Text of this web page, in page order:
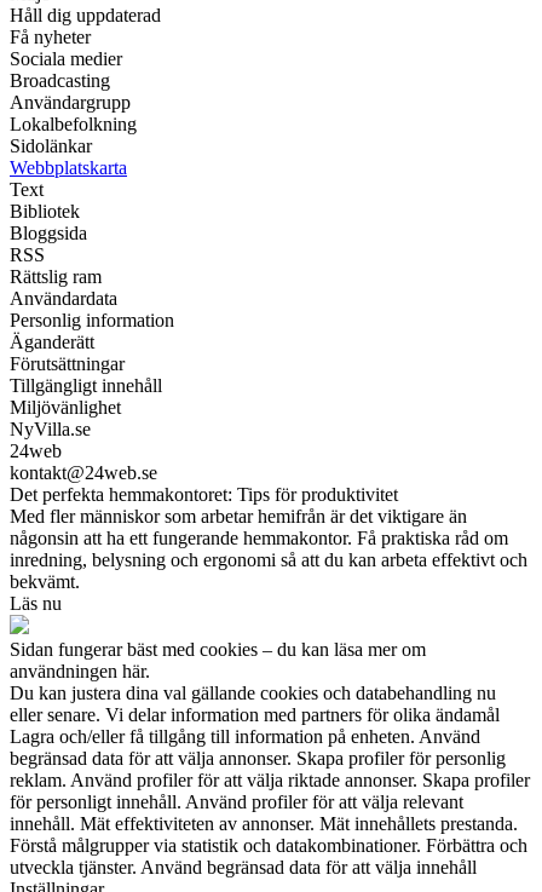
Håll dig uppdaterad
Få nyheter
Sociala medier
Broadcasting
Användargrupp
Lokalbefolkning
Sidolänkar
Webbplatskarta
Text
Bibliotek
Bloggsida
RSS
Rättslig ram
Användardata
Personlig information
Äganderätt
Förutsättningar
Tillgängligt innehåll
Miljövänlighet
NyVilla.se
24web
kontakt@24web.se
Det perfekta hemmakontoret: Tips för produktivitet
Med fler människor som arbetar hemifrån är det viktigare än
någonsin att ha ett fungerande hemmakontor. Få praktiska råd om
inredning, belysning och ergonomi så att du kan arbeta effektivt och
bekvämt.
Läs nu
Sidan fungerar bäst med cookies – du kan läsa mer om
användningen här.
Du kan justera dina val gällande cookies och databehandling nu
eller senare. Vi delar information med partners för olika ändamål
Lagra och/eller få tillgång till information på enheten. Använd
begränsad data för att välja annonser. Skapa profiler för personlig
reklam. Använd profiler för att välja riktade annonser. Skapa profiler
för personligt innehåll. Använd profiler för att välja relevant
innehåll. Mät effektiviteten av annonser. Mät innehållets prestanda.
Förstå målgrupper via statistik och datakombinationer. Förbättra och
utveckla tjänster. Använd begränsad data för att välja innehåll